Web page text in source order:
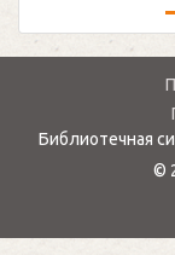
Библиотечная
©